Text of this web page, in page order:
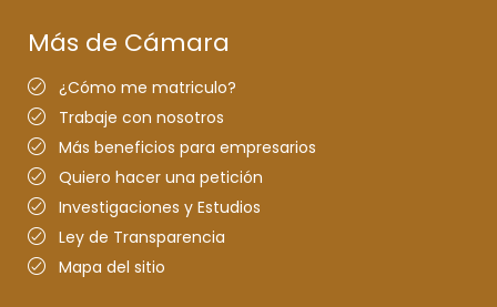
Más de Cámara
¿Cómo me matriculo?
Trabaje con nosotros
Más beneficios para empresarios
Quiero hacer una petición
Investigaciones y Estudios
Ley de Transparencia
Mapa del sitio